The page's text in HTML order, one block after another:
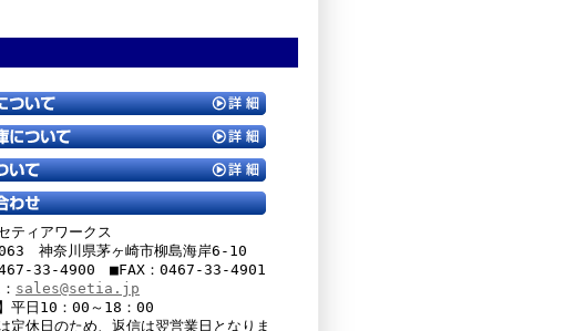
ティアワークス
神奈川県茅ヶ崎市柳島海岸6-10
33-4900 ■FAX：0467-33-4901
sales@setia.jp
】平日10：00～18：00
定休日のため、返信は翌営業日となりま